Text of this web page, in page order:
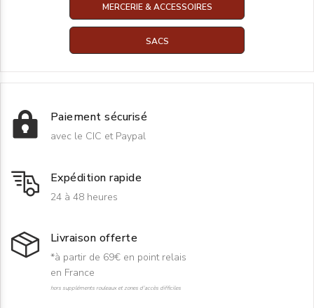
MERCERIE & ACCESSOIRES
SACS
Paiement sécurisé
avec le CIC et Paypal
Expédition rapide
24 à 48 heures
Livraison offerte
*à partir de 69€ en point relais
en France
hors suppléments rouleaux et zones d'accès difficiles